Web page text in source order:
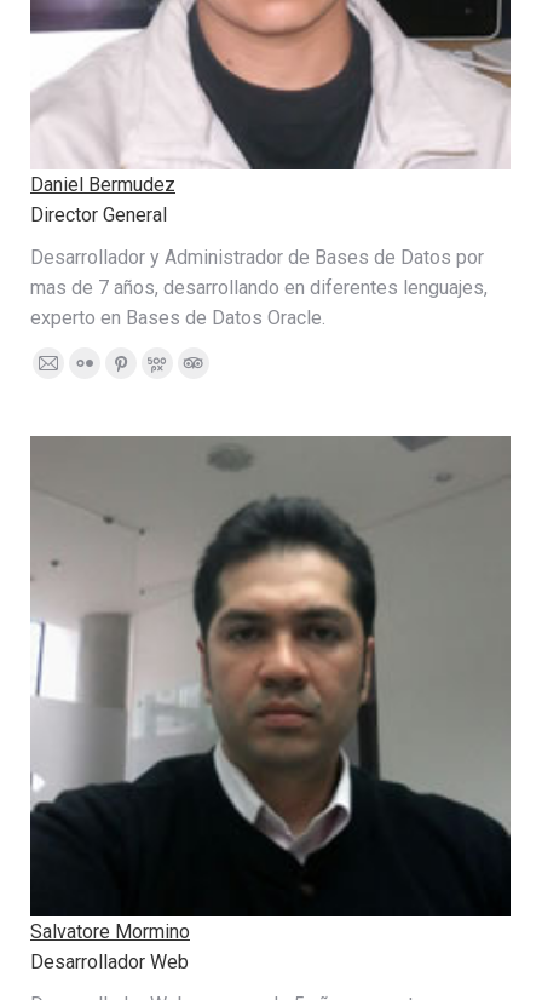
Daniel Bermudez
Director General
Desarrollador y Administrador de Bases de Datos por
mas de 7 años, desarrollando en diferentes lenguajes,
experto en Bases de Datos Oracle.
E-
FlickrPinterest
500pxTripAdvisor
Salvatore Mormino
Desarrollador Web